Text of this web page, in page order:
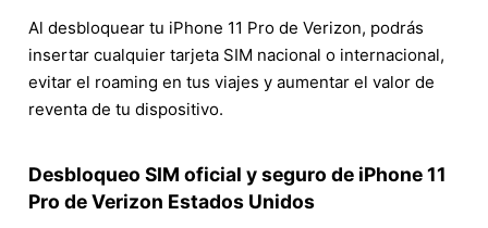
Al desbloquear tu iPhone 11 Pro de Verizon, podrás
insertar cualquier tarjeta SIM nacional o internacional,
evitar el roaming en tus viajes y aumentar el valor de
reventa de tu dispositivo.
Desbloqueo SIM oficial y seguro de iPhone 11
Pro de Verizon Estados Unidos